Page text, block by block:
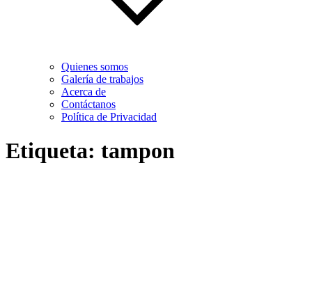
Quienes somos
Galería de trabajos
Acerca de
Contáctanos
Política de Privacidad
Etiqueta: tampon